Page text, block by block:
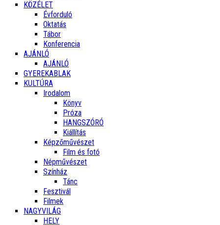
KÖZÉLET
Évforduló
Oktatás
Tábor
Konferencia
AJÁNLÓ
AJÁNLÓ
GYEREKABLAK
KULTÚRA
Irodalom
Könyv
Próza
HANGSZÓRÓ
Kiállítás
Képzőművészet
Film és fotó
Népművészet
Színház
Tánc
Fesztivál
Filmek
NAGYVILÁG
HELY